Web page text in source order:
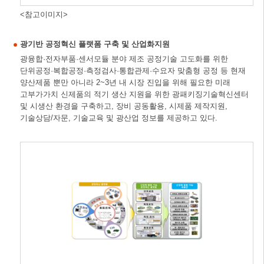
<참고이미지>
광기반 공정혁신 플랫폼 구축 및 산업화지원
광융합·전자부품·센서모듈 분야 제조 공정기술 고도화를 위한
단위공정·복합공정·측정검사·통합관제·수요자 맞춤형 공정 등 현재
양산제품 뿐만 아니라 2~3년 내 시장 진입을 위해 필요한 미래
고부가가치 신제품의 적기 생산 지원을 위한 광패키징기술혁신센터
및 시생산 환경을 구축하고, 장비 공동활용, 시제품 제작지원,
기술상담/자문, 기술교육 및 광산업 정보를 제공하고 있다.